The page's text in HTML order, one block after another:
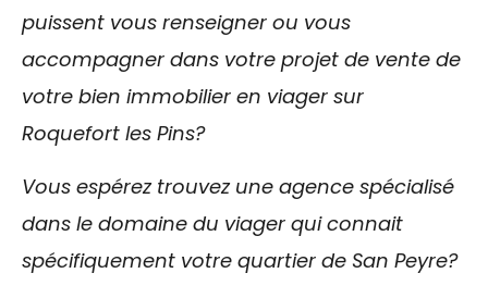
puissent vous renseigner ou vous
accompagner dans votre projet de vente de
votre bien immobilier en viager sur
Roquefort les Pins?
Vous espérez trouvez une agence spécialisé
dans le domaine du viager qui connait
spécifiquement votre quartier de San Peyre?